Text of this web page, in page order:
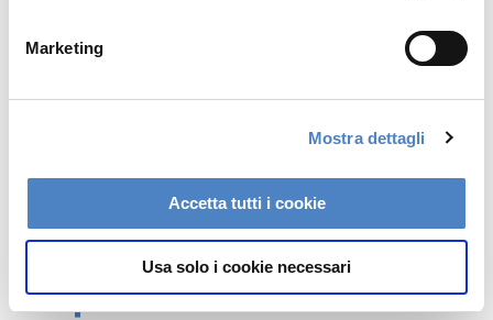
Marketing
Mostra dettagli
Accetta tutti i cookie
Usa solo i cookie necessari
GEO
: valuta la visibilità del brand nelle
sostenuta su piattaforme AI-driven.
Guida pratica alla
GEO: come
implementarla